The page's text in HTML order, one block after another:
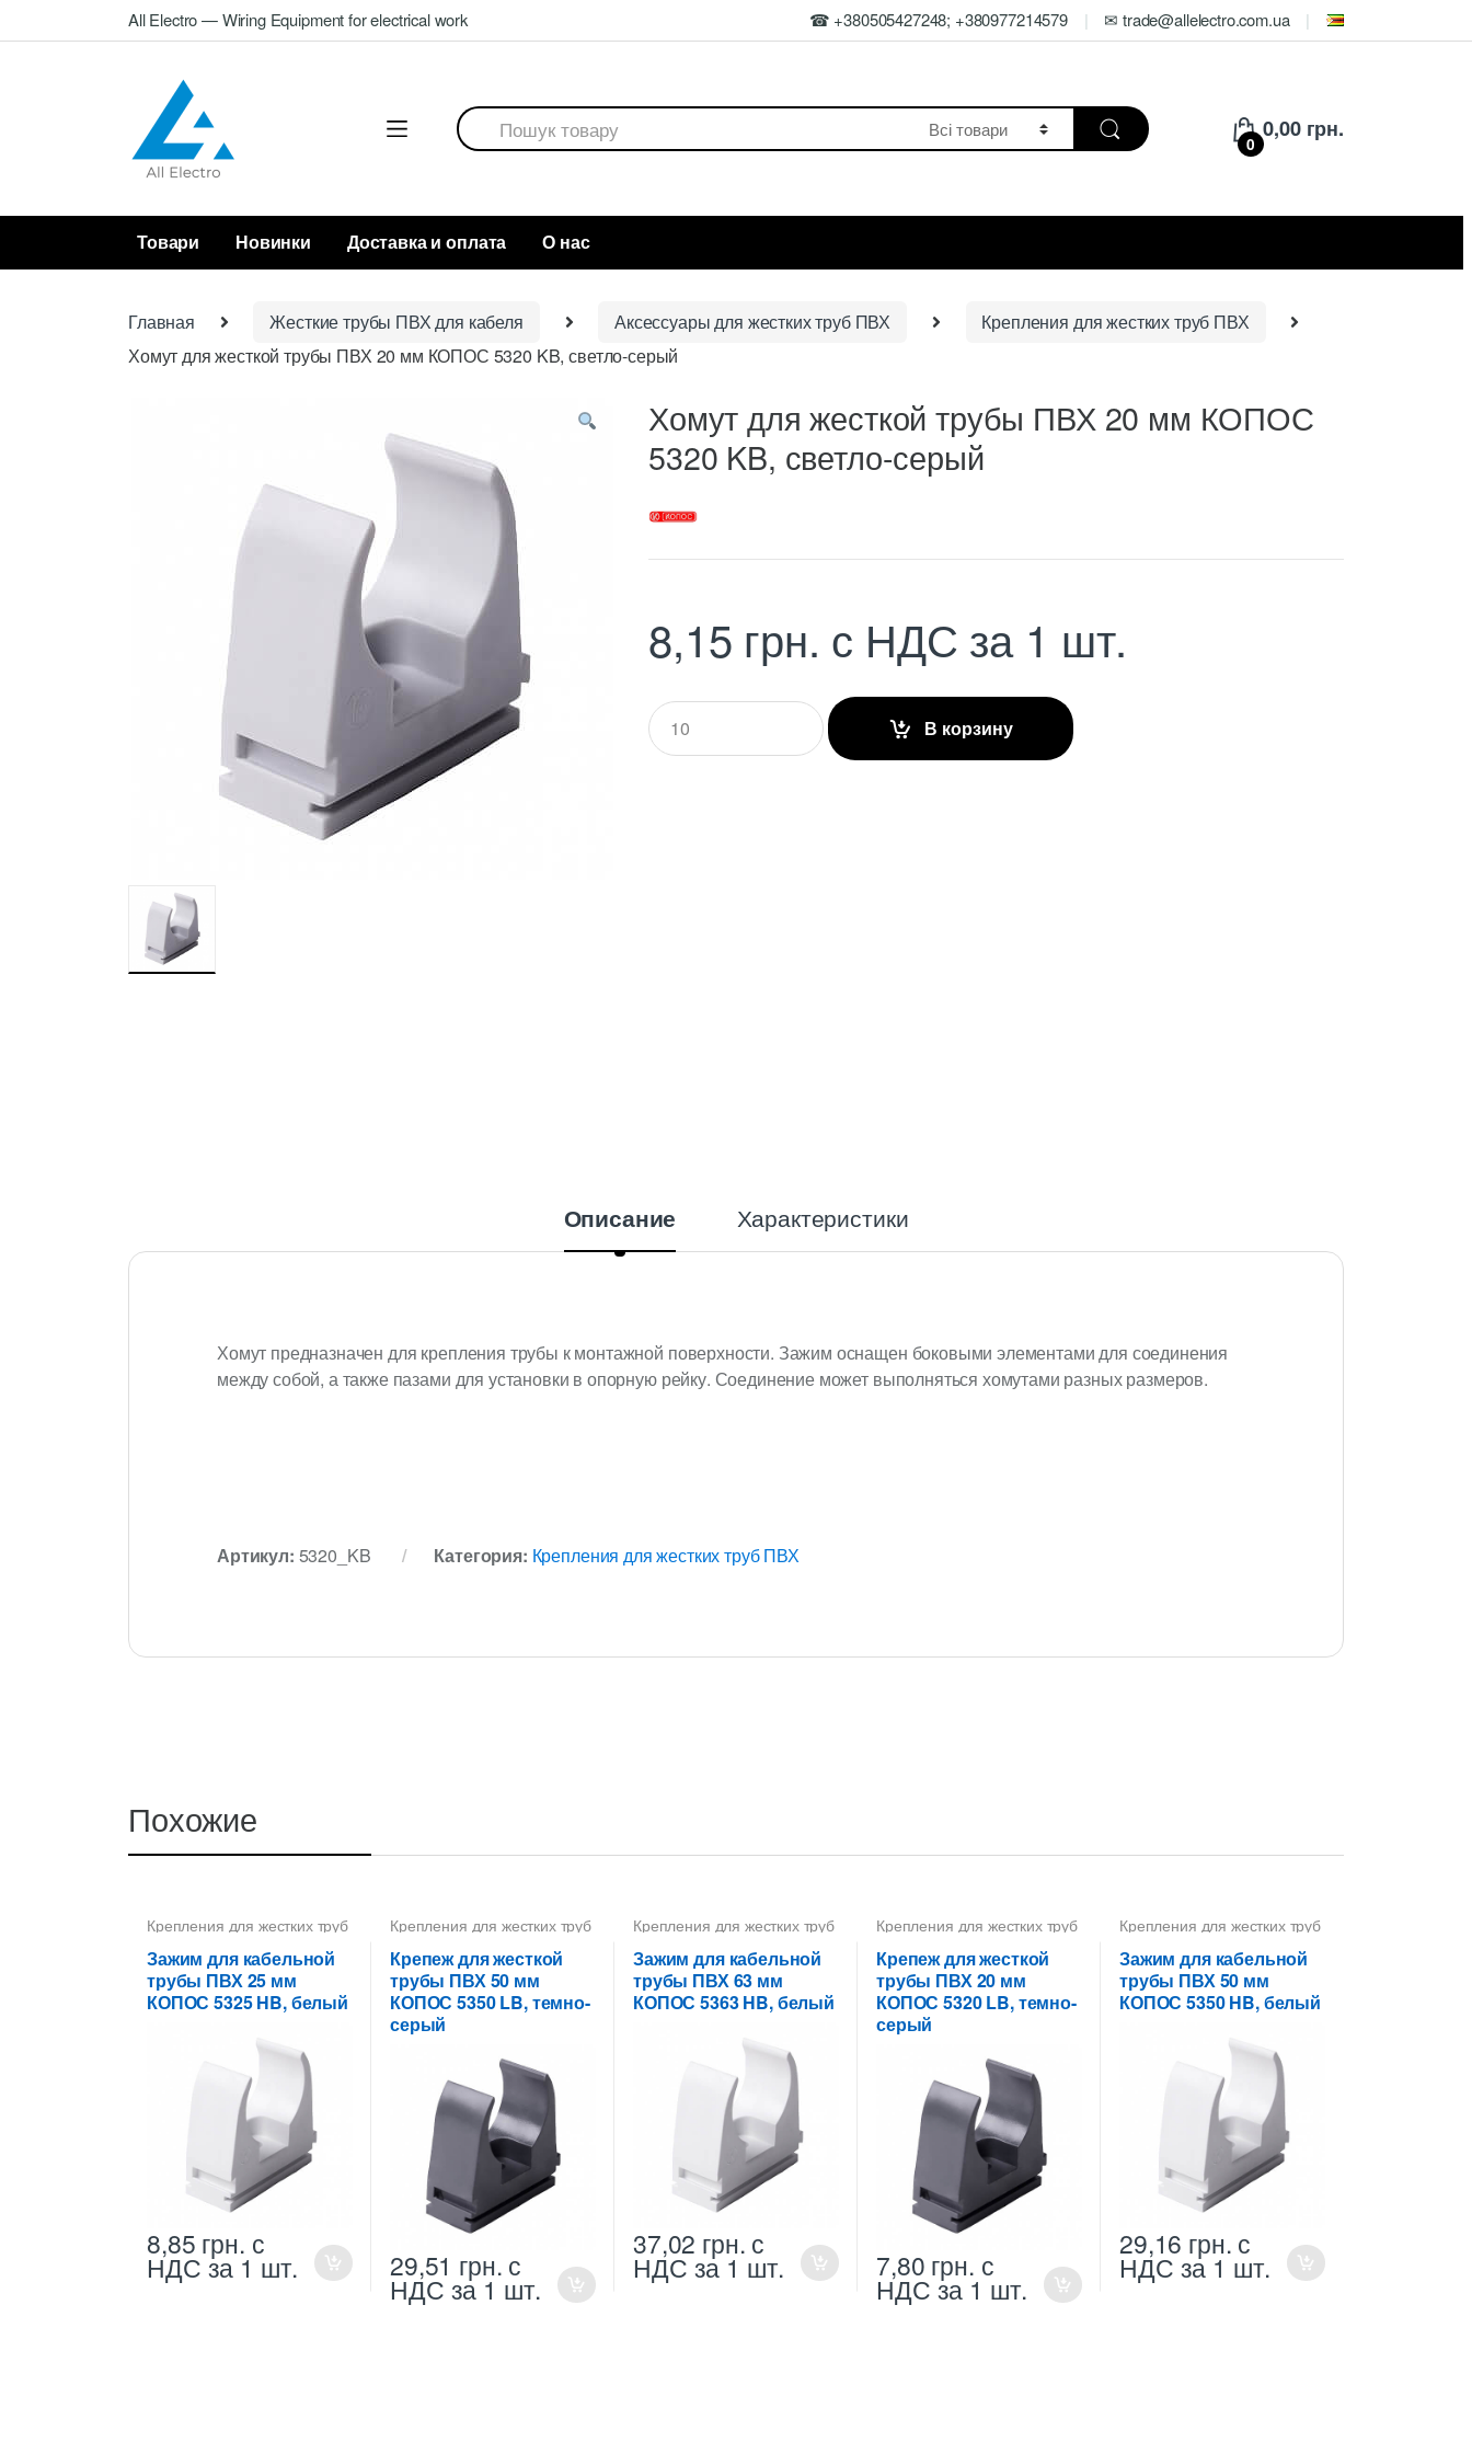
to
to
All Electro — Wiring Equipment for electrical work ☎ +380505427248; +380977214579 ✉ trade@allelectro.com.ua
Search
for:
0
0,00 грн.
Товари Новинки Доставка и оплата О нас
Главная Жесткие трубы ПВХ для кабеля Аксессуары для жестких труб ПВХ
Крепления для жестких труб ПВХ
Хомут для жесткой трубы ПВХ 20 мм КОПОС 5320 KB, светло-серый
Хомут для жесткой трубы ПВХ 20 мм КОПОС
5320 KB, светло-серый
8,15 грн. с НДС за 1 шт.
Q
u
В корзину
Описание Характеристики
Хомут предназначен для крепления трубы к монтажной поверхности. Зажим оснащен боковыми элементами для соединения
между собой, а также пазами для установки в опорную рейку. Соединение может выполняться хомутами разных размеров.
Артикул: 5320_KB Категория: Крепления для жестких труб ПВХ
Похожие
Крепления для жестких труб
Зажим для кабельной
трубы ПВХ 25 мм
КОПОС 5325 HB, белый
8,85 грн. с
НДС за 1 шт.
Крепления для жестких труб
Крепеж для жесткой
трубы ПВХ 50 мм
КОПОС 5350 LB, темно-
серый
29,51 грн. с
НДС за 1 шт.
Крепления для жестких труб
Зажим для кабельной
трубы ПВХ 63 мм
КОПОС 5363 HB, белый
37,02 грн. с
НДС за 1 шт.
Крепления для жестких труб
Крепеж для жесткой
трубы ПВХ 20 мм
КОПОС 5320 LB, темно-
серый
7,80 грн. с
НДС за 1 шт.
Крепления для жестких труб
Зажим для кабельной
трубы ПВХ 50 мм
КОПОС 5350 HB, белый
29,16 грн. с
НДС за 1 шт.